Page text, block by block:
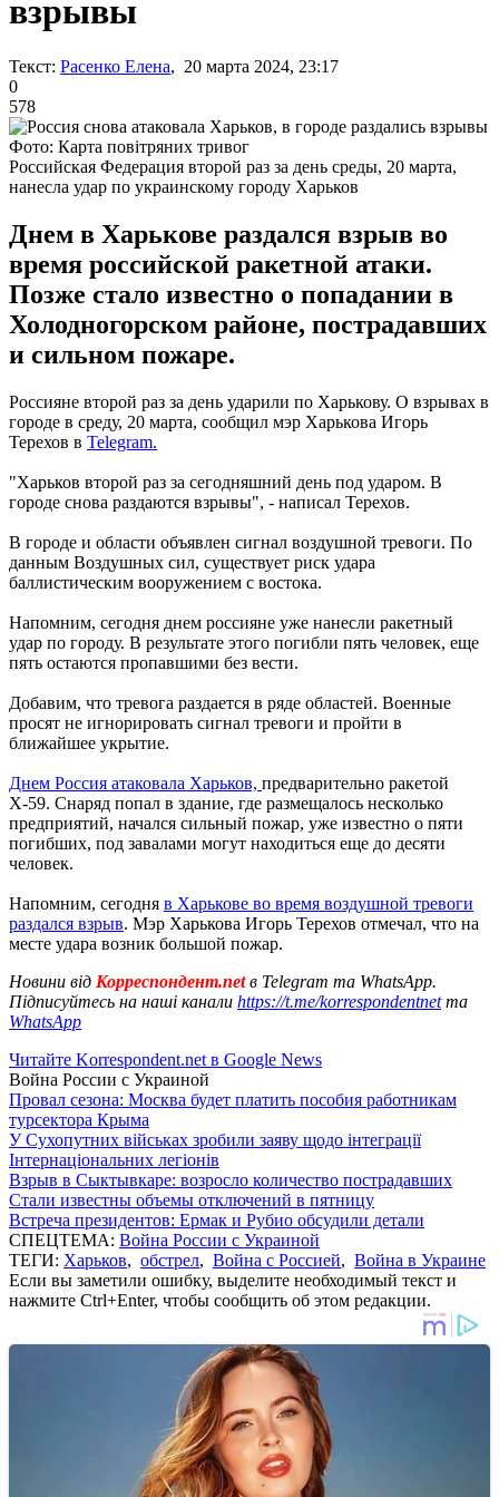
взрывы
Текст: Расенко Елена, 20 марта 2024, 23:17
0
578
Фото: Карта повітряних тривог
Российская Федерация второй раз за день среды, 20 марта,
нанесла удар по украинскому городу Харьков
Днем в Харькове раздался взрыв во
время российской ракетной атаки.
Позже стало известно о попадании в
Холодногорском районе, пострадавших
и сильном пожаре.
Россияне второй раз за день ударили по Харькову. О взрывах в
городе в среду, 20 марта, сообщил мэр Харькова Игорь
Терехов в Telegram.
"Харьков второй раз за сегодняшний день под ударом. В
городе снова раздаются взрывы", - написал Терехов.
В городе и области объявлен сигнал воздушной тревоги. По
данным Воздушных сил, существует риск удара
баллистическим вооружением с востока.
Напомним, сегодня днем россияне уже нанесли ракетный
удар по городу. В результате этого погибли пять человек, еще
пять остаются пропавшими без вести.
Добавим, что тревога раздается в ряде областей. Военные
просят не игнорировать сигнал тревоги и пройти в
ближайшее укрытие.
Днем Россия атаковала Харьков, предварительно ракетой
Х-59. Снаряд попал в здание, где размещалось несколько
предприятий, начался сильный пожар, уже известно о пяти
погибших, под завалами могут находиться еще до десяти
человек.
Напомним, сегодня в Харькове во время воздушной тревоги
раздался взрыв. Мэр Харькова Игорь Терехов отмечал, что на
месте удара возник большой пожар.
Новини від Корреспондент.netв Telegram та WhatsApp.
Підписуйтесь на наші канали https://t.me/korrespondentnetта
WhatsApp
Читайте Korrespondent.net в Google News
Война России с Украиной
Провал сезона: Москва будет платить пособия работникам
турсектора Крыма
У Сухопутних військах зробили заяву щодо інтеграції
Інтернаціональних легіонів
Взрыв в Сыктывкаре: возросло количество пострадавших
Стали известны объемы отключений в пятницу
Встреча президентов: Ермак и Рубио обсудили детали
СПЕЦТЕМА: Война России с Украиной
ТЕГИ: Харьков, обстрел, Война с Россией, Война в Украине
Если вы заметили ошибку, выделите необходимый текст и
нажмите Ctrl+Enter, чтобы сообщить об этом редакции.